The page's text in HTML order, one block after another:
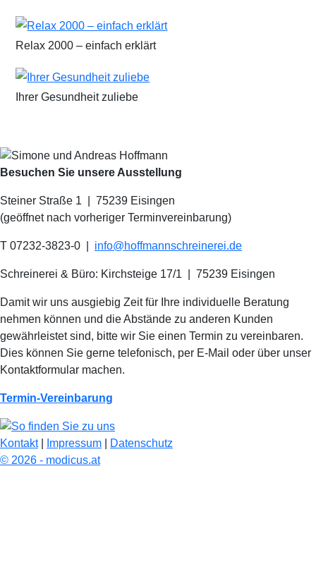
Relax 2000 – einfach erklärt
Ihrer Gesundheit zuliebe
Besuchen Sie unsere Ausstellung
Steiner Straße 1 | 75239 Eisingen
(geöffnet nach vorheriger Terminvereinbarung)
T 07232-3823-0 info@hoffmannschreinerei.de
Schreinerei & Büro: Kirchsteige 17/1 75239 Eisingen
Damit wir uns ausgiebig Zeit für Ihre individuelle Beratung
nehmen können und die Abstände zu anderen Kunden
gewährleistet sind, bitte wir Sie einen Termin zu vereinbaren.
Dies können Sie gerne telefonisch, per E-Mail oder über unser
Kontaktformular machen.
Termin-Vereinbarung
Kontakt| Impressum
Datenschutz
© 2026 - modicus.at